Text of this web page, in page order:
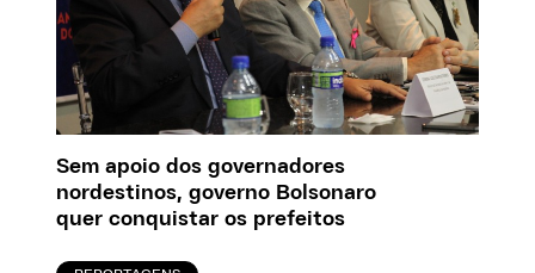
Sem apoio dos governadores
nordestinos, governo Bolsonaro
quer conquistar os prefeitos